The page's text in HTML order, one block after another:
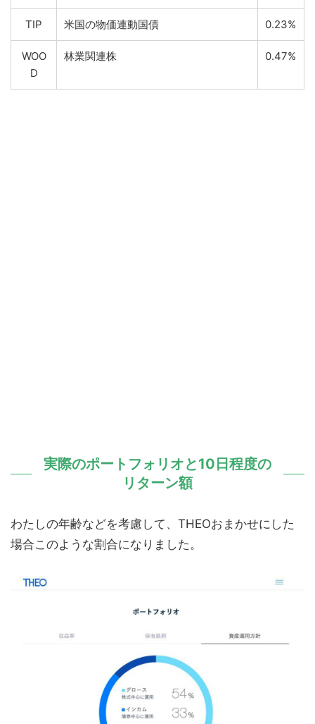
TIP 米国の物価連動国債 0.23%
WOO
D
林業関連株 0.47%
実際のポートフォリオと10日程度の
リターン額
わたしの年齢などを考慮して、THEOおまかせにした
場合このような割合になりました。